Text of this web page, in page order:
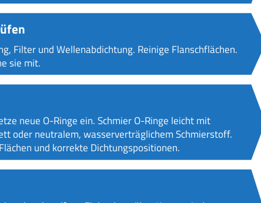
Filter und Wellenabdichtung. Reinige Flanschflächen.
sie mit.
neue O-Ringe ein. Schmier O-Ringe leicht mit
oder neutralem, wasserverträglichem Schmierstoff.
und korrekte Dichtungspositionen.